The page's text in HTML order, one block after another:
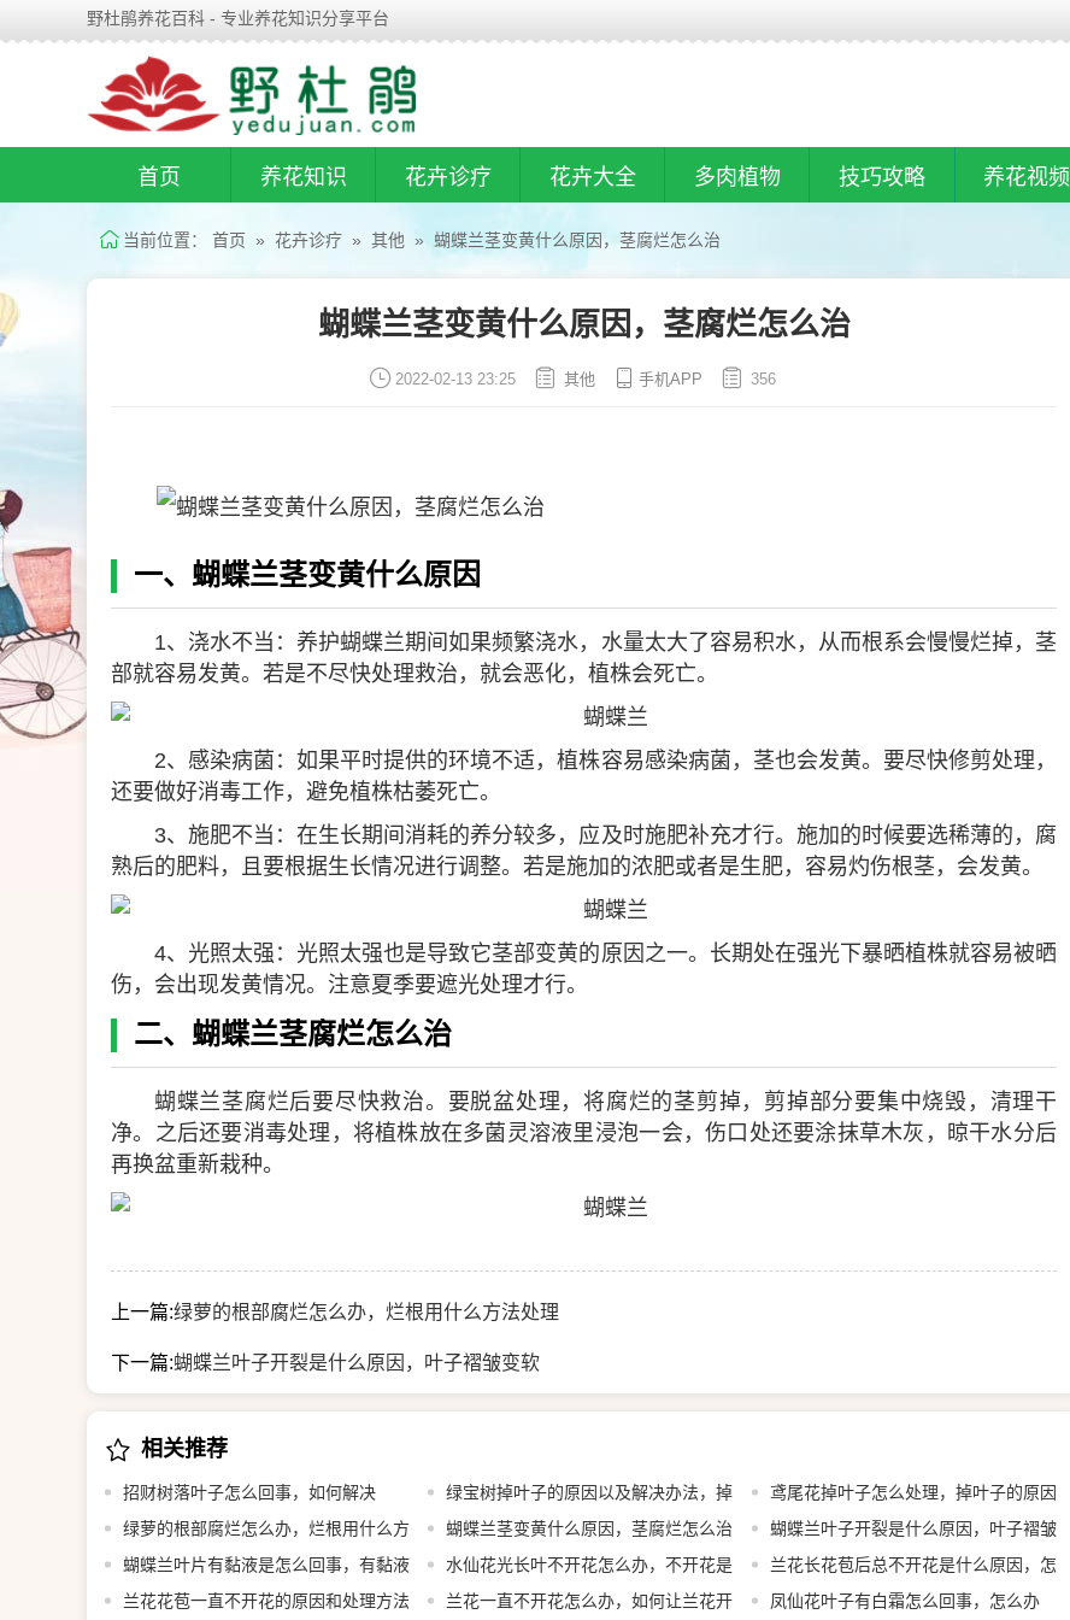
野杜鹃养花百科 - 专业养花知识分享平台
首页 养花知识 花卉诊疗 花卉大全 多肉植物 技巧攻略 养花视频
当前位置： 首页 » 花卉诊疗 » 其他 » 蝴蝶兰茎变黄什么原因，茎腐烂怎么治
蝴蝶兰茎变黄什么原因，茎腐烂怎么治
2022-02-13 23:25 其他 手机APP 356
一、蝴蝶兰茎变黄什么原因
1、浇水不当：养护蝴蝶兰期间如果频繁浇水，水量太大了容易积水，从而根系会慢慢烂掉，茎
部就容易发黄。若是不尽快处理救治，就会恶化，植株会死亡。
2、感染病菌：如果平时提供的环境不适，植株容易感染病菌，茎也会发黄。要尽快修剪处理，
还要做好消毒工作，避免植株枯萎死亡。
3、施肥不当：在生长期间消耗的养分较多，应及时施肥补充才行。施加的时候要选稀薄的，腐
熟后的肥料，且要根据生长情况进行调整。若是施加的浓肥或者是生肥，容易灼伤根茎，会发黄。
4、光照太强：光照太强也是导致它茎部变黄的原因之一。长期处在强光下暴晒植株就容易被晒
伤，会出现发黄情况。注意夏季要遮光处理才行。
二、蝴蝶兰茎腐烂怎么治
蝴蝶兰茎腐烂后要尽快救治。要脱盆处理，将腐烂的茎剪掉，剪掉部分要集中烧毁，清理干
净。之后还要消毒处理，将植株放在多菌灵溶液里浸泡一会，伤口处还要涂抹草木灰，晾干水分后
再换盆重新栽种。
上一篇:绿萝的根部腐烂怎么办，烂根用什么方法处理
下一篇:蝴蝶兰叶子开裂是什么原因，叶子褶皱变软
相关推荐
招财树落叶子怎么回事，如何解决
绿宝树掉叶子的原因以及解决办法，掉
叶子还会长吗
鸢尾花掉叶子怎么处理，掉叶子的原因
绿萝的根部腐烂怎么办，烂根用什么方
法处理
蝴蝶兰茎变黄什么原因，茎腐烂怎么治
蝴蝶兰叶子开裂是什么原因，叶子褶皱
变软
蝴蝶兰叶片有黏液是怎么回事，有黏液
水株怎么办
水仙花光长叶不开花怎么办，不开花是
什么原因
兰花长花苞后总不开花是什么原因，怎
么养才能开花
兰花花苞一直不开花的原因和处理方法 兰花一直不开花怎么办，如何让兰花开 凤仙花叶子有白霜怎么回事，怎么办